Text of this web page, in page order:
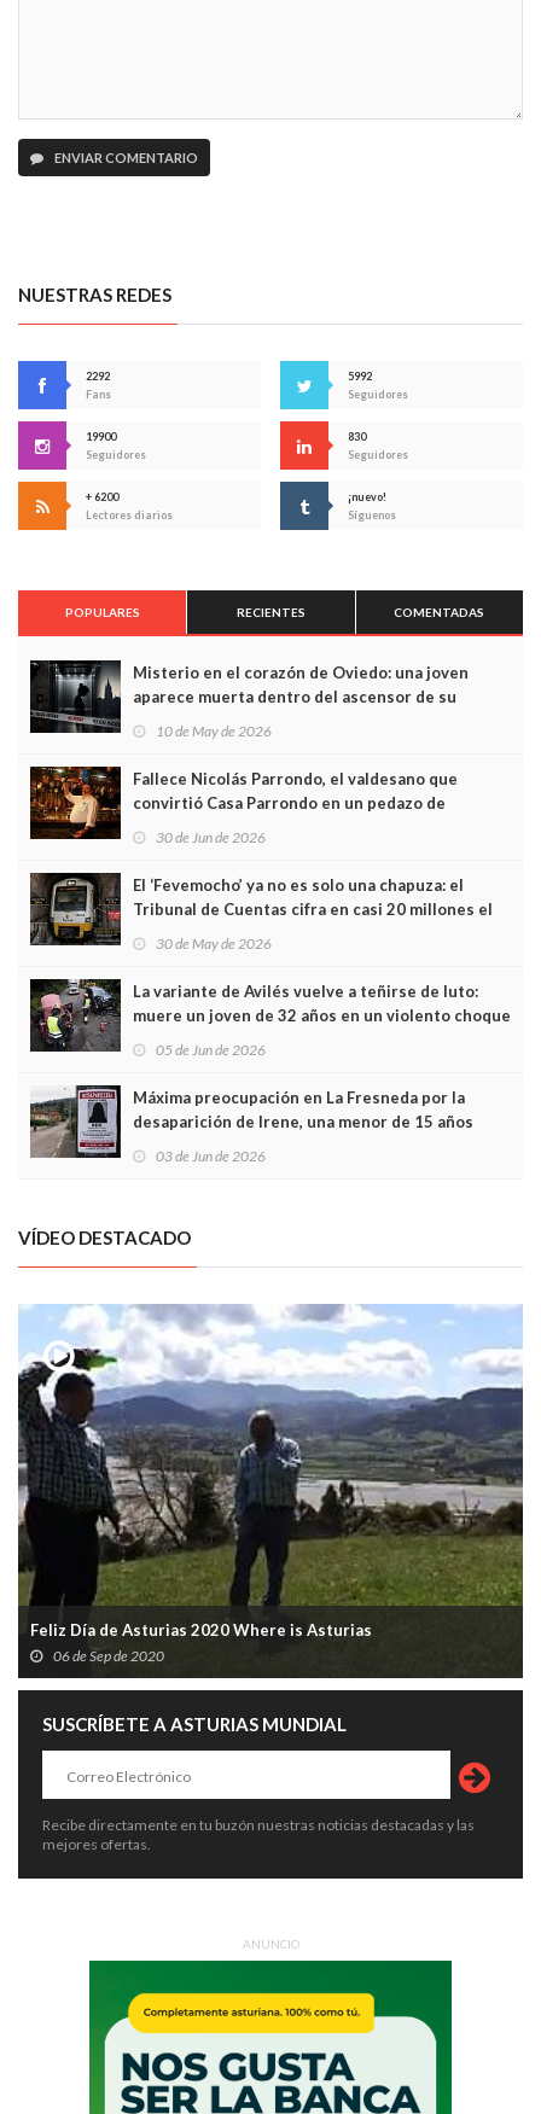
ENVIAR COMENTARIO
NUESTRAS REDES
2292
Fans
5992
Seguidores
19900
Seguidores
830
Seguidores
+ 6200
Lectores diarios
¡nuevo!
Síguenos
POPULARES RECIENTES COMENTADAS
Misterio en el corazón de Oviedo: una joven
aparece muerta dentro del ascensor de su
edificio y las cámaras captan sus últimos minutos
10 de May de 2026
Fallece Nicolás Parrondo, el valdesano que
convirtió Casa Parrondo en un pedazo de
Asturias en Madrid
30 de Jun de 2026
El ‘Fevemocho’ ya no es solo una chapuza: el
Tribunal de Cuentas cifra en casi 20 millones el
sobrecoste de los trenes que no cabían por los
30 de May de 2026
La variante de Avilés vuelve a teñirse de luto:
muere un joven de 32 años en un violento choque
frontal
05 de Jun de 2026
Máxima preocupación en La Fresneda por la
desaparición de Irene, una menor de 15 años
03 de Jun de 2026
VÍDEO DESTACADO
Feliz Día de Asturias 2020 Where is Asturias
06 de Sep de 2020
SUSCRÍBETE A ASTURIAS MUNDIAL
Recibe directamente en tu buzón nuestras noticias destacadas y las
mejores ofertas.
ANUNCIO